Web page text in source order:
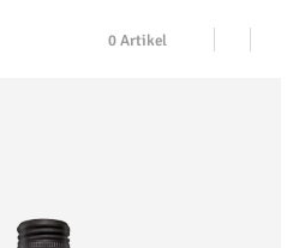
0 Artikel